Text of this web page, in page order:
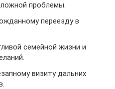
проблемы.
переезду в
семейной жизни и
визиту дальних